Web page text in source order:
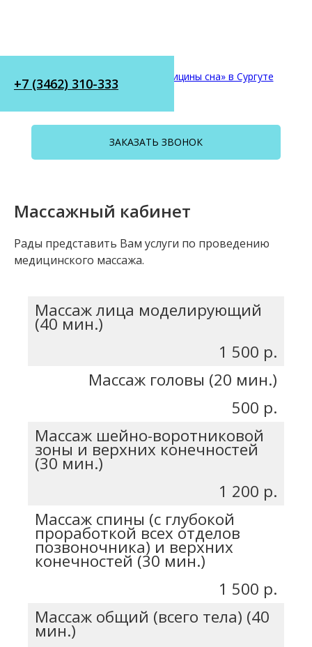
+7 (3462) 310-333
ЗАКАЗАТЬ ЗВОНОК
Массажный кабинет
Рады представить Вам услуги по проведению
медицинского массажа.
Массаж лица моделирующий
(40 мин.)
1 500 р.
Массаж головы (20 мин.)
500 р.
Массаж шейно-воротниковой
зоны и верхних конечностей
(30 мин.)
1 200 р.
Массаж спины (с глубокой
проработкой всех отделов
позвоночника) и верхних
конечностей (30 мин.)
1 500 р.
Массаж общий (всего тела) (40
мин.)